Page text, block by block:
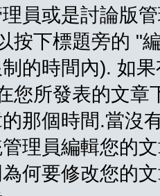
員或是討論版
按下標題旁的 "
的時間內). 如
您所發表的文
那個時間.當沒
理員編輯您的
何要修改您的